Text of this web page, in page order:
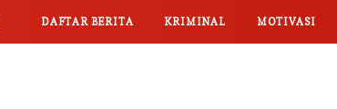
DAFTAR BERITA KRIMINAL MOTIVASI